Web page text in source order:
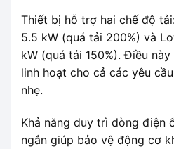
Thiết bị hỗ trợ hai chế độ
5.5 kW (quá tải 200%) và
kW (quá tải 150%). Điều
linh hoạt cho cả các yêu
nhẹ.
Khả năng duy trì dòng điện
ngắn giúp bảo vệ động cơ